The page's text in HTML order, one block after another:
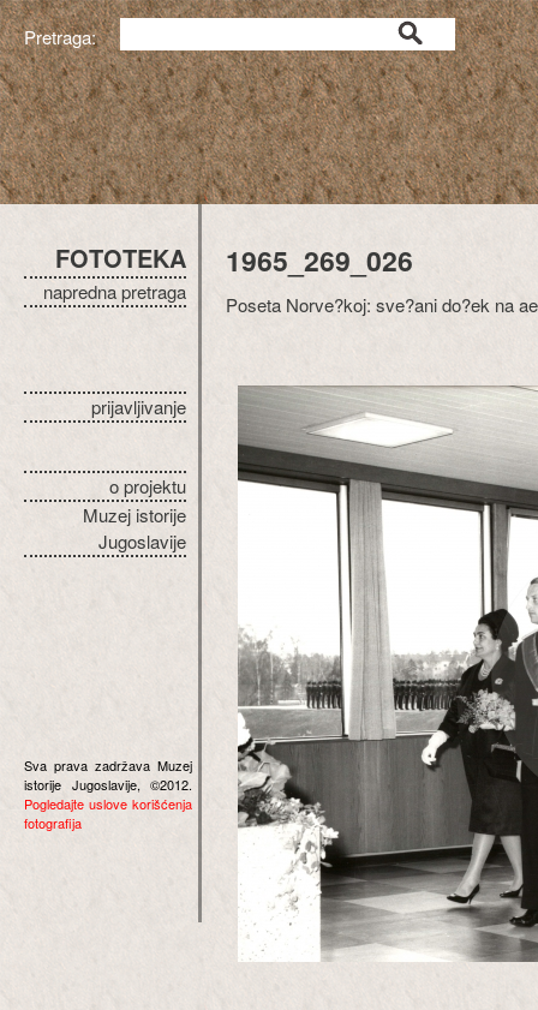
Pretraga:
FOTOTEKA
napredna pretraga
prijavljivanje
o projektu
Muzej istorije
Jugoslavije
Sva prava zadržava Muzej
istorije Jugoslavije, ©2012.
Pogledajte uslove korišćenja
fotografija
1965_269_026
Poseta Norve?koj: sve?ani do?ek na